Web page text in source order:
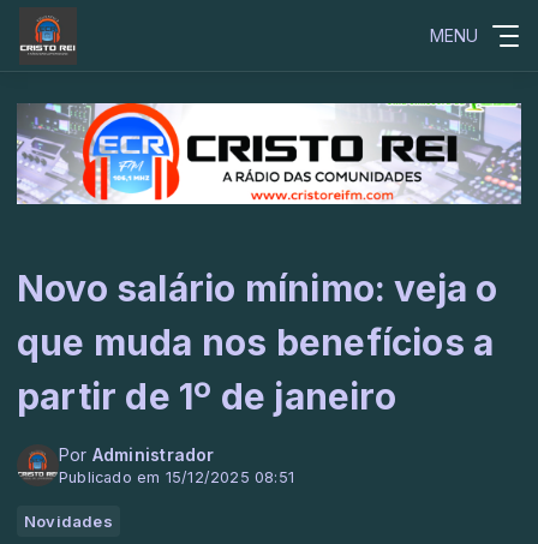
MENU
Novo salário mínimo: veja o
que muda nos benefícios a
partir de 1º de janeiro
Por Administrador
Publicado em 15/12/2025 08:51
Novidades